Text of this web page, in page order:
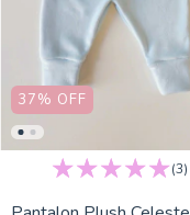
37% OFF
(3)